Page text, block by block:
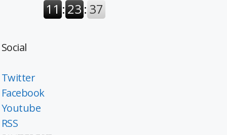
Social
Twitter
Facebook
Youtube
RSS